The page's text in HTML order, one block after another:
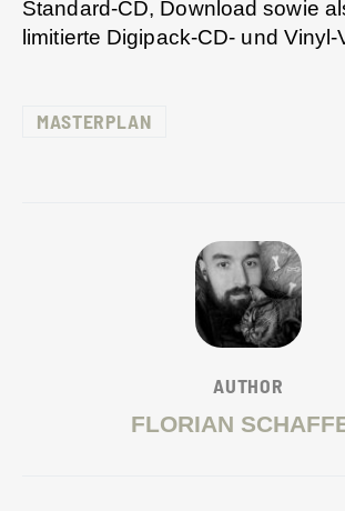
Standard-CD, Download sowie
limitierte Digipack-CD- und Vinyl-
MASTERPLAN
AUTHOR
FLORIAN